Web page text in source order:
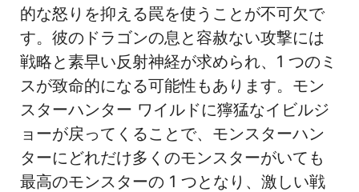
的な怒りを抑える罠を使うことが不可欠で
す。彼のドラゴンの息と容赦ない攻撃には
戦略と素早い反射神経が求められ、1 つのミ
スが致命的になる可能性もあります。モン
スターハンター ワイルドに獰猛なイビルジ
ョーが戻ってくることで、モンスターハン
ターにどれだけ多くのモンスターがいても
最高のモンスターの 1 つとなり、激しい戦